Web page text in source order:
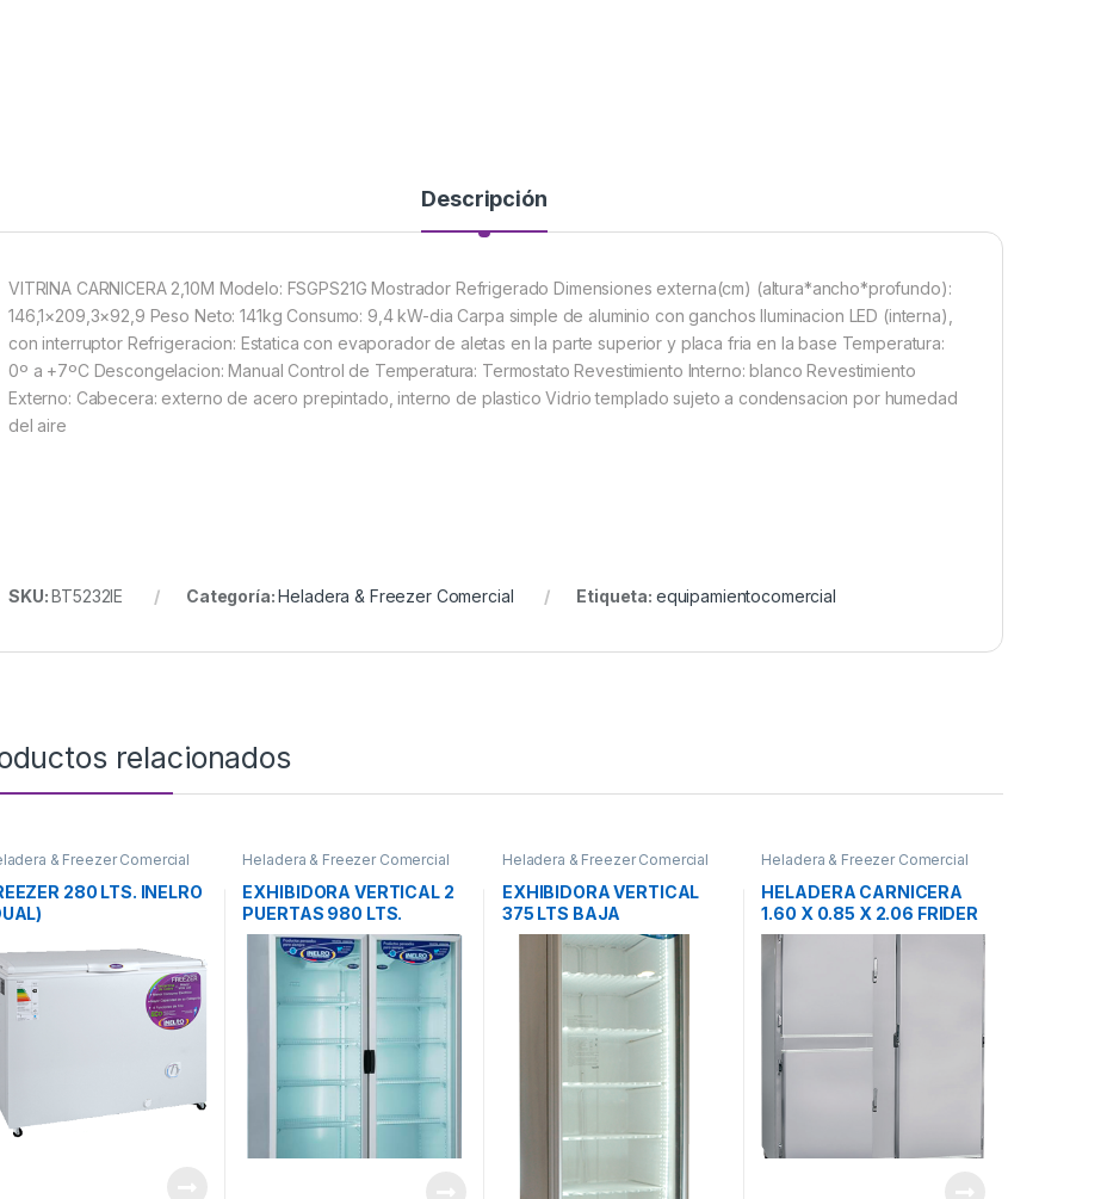
Descripción
VITRINA CARNICERA 2,10M Modelo: FSGPS21G Mostrador Refrigerado Dimensiones externa(cm) (altura*ancho*profundo):
146,1×209,3×92,9 Peso Neto: 141kg Consumo: 9,4 kW-dia Carpa simple de aluminio con ganchos Iluminacion LED (interna),
con interruptor Refrigeracion: Estatica con evaporador de aletas en la parte superior y placa fria en la base Temperatura:
0º a +7ºC Descongelacion: Manual Control de Temperatura: Termostato Revestimiento Interno: blanco Revestimiento
Externo: Cabecera: externo de acero prepintado, interno de plastico Vidrio templado sujeto a condensacion por humedad
del aire
SKU:BT5232IE Categoría:Heladera & Freezer Comercial Etiqueta: equipamientocomercial
relacionados
& Freezer Comercial
280 LTS. INELRO
Heladera & Freezer Comercial
EXHIBIDORA VERTICAL 2
PUERTAS 980 LTS.
INELRO Mod. MT-980
Heladera & Freezer Comercial
EXHIBIDORA VERTICAL
375 LTS BAJA
TEMPERATURA
Heladera & Freezer Comercial
HELADERA CARNICERA
1.60 X 0.85 X 2.06 FRIDER
HC-53